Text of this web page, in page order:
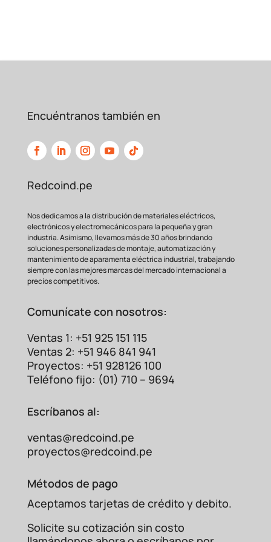
del Terminal Pin Azul
aplicaciones, tales como:
Conexiones en tableros de
Instalaciones eléctricasresidenciales y
comerciales.
Automatización industrialy paneles de
máquinas.
Reparación ymantenimiento de equipos
electrónicos.
Comparativa: Terminal
Aislado vs. Terminal
Desnudo
Encuéntranos también en
Redcoind.pe
Nos dedicamos a la distribución de materiales eléctricos,
electrónicos y electromecánicos para la pequeña y gran
industria. Asimismo, llevamos más de 30 años brindando
soluciones personalizadas de montaje, automatización y
mantenimiento de aparamenta eléctrica industrial, trabajando
siempre con las mejores marcas del mercado internacional a
precios competitivos.
Comunícate con nosotros:
Ventas 1: +51 925 151 115
Ventas 2: +51 946 841 941
Proyectos: +51 928126 100
Teléfono fijo: (01) 710 – 9694
Escríbanos al:
ventas@redcoind.pe
proyectos@redcoind.pe
Métodos de pago
Aceptamos tarjetas de crédito y debito.
Solicite su cotización sin costo